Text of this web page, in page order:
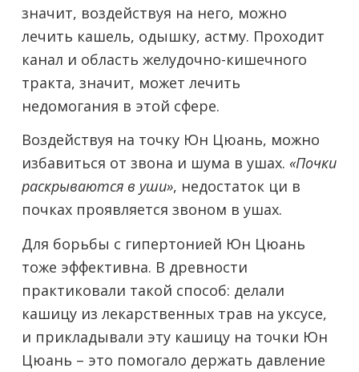
значит, воздействуя на него, можно
лечить кашель, одышку, астму. Проходит
канал и область желудочно-кишечного
тракта, значит, может лечить
недомогания в этой сфере.
Воздействуя на точку Юн Цюань, можно
избавиться от звона и шума в ушах. «Почки
раскрываются в уши», недостаток ци в
почках проявляется звоном в ушах.
Для борьбы с гипертонией Юн Цюань
тоже эффективна. В древности
практиковали такой способ: делали
кашицу из лекарственных трав на уксусе,
и прикладывали эту кашицу на точки Юн
Цюань – это помогало держать давление